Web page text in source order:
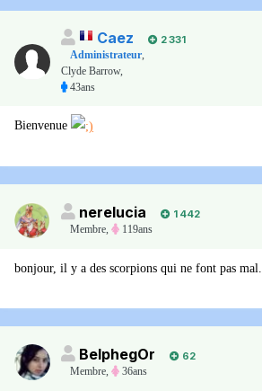
Caez
2 331
Administrateur,
Clyde Barrow,
43ans
Bienvenue
nerelucia
1 442
Membre, 119ans
bonjour, il y a des scorpions qui ne font pas mal.
BelphegOr
62
Membre, 36ans